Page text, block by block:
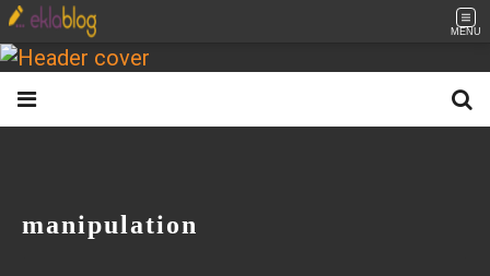
MENU
manipulation